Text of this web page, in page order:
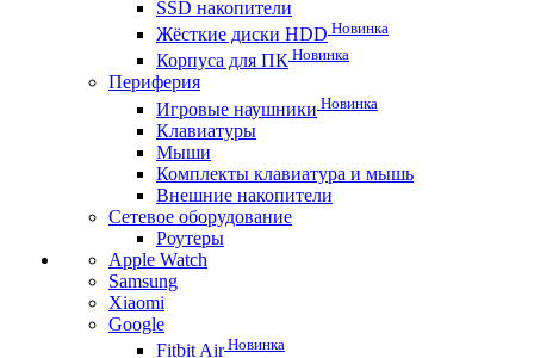
SSD накопители
Жёсткие диски HDD Новинка
Корпуса для ПК Новинка
Периферия
Игровые наушники Новинка
Клавиатуры
Мыши
Комплекты клавиатура и мышь
Внешние накопители
Сетевое оборудование
Роутеры
Apple Watch
Samsung
Xiaomi
Google
Fitbit AirНовинка